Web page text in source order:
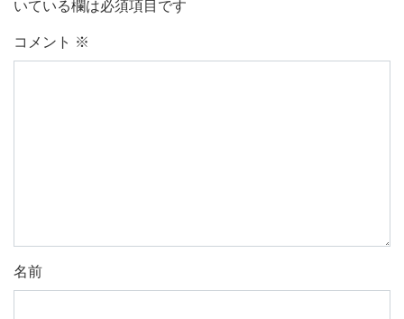
いている欄は必須項目です
コメント ※
名前